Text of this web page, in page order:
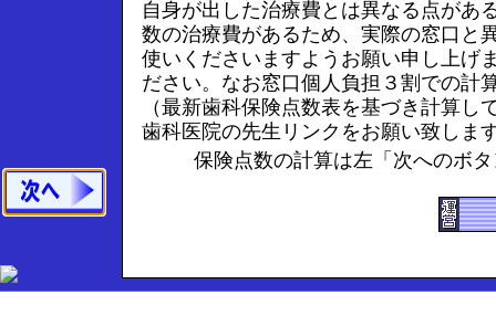
自身が出した治療費とは異なる点があ
数の治療費があるため、実際の窓口と
使いくださいますようお願い申し上げ
ださい。なお窓口個人負担３割での計
（最新歯科保険点数表を基づき計算し
歯科医院の先生リンクをお願い致しま
保険点数の計算は左「次へのボ